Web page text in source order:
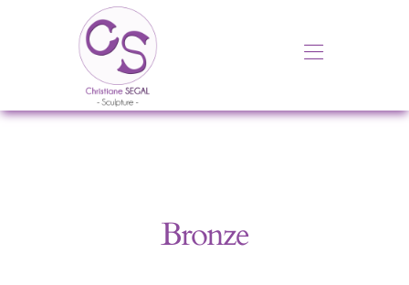
Toggle
Bronze